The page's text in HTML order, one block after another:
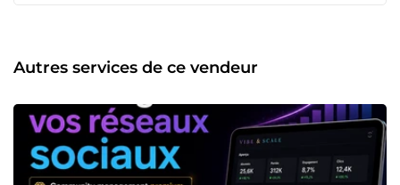
mobile et prêt à générer des résultats dès le premier jour.
📈 Développement des ventes Un beau site ne suffit pas : il
j'optimise vos tunnels de vente et je mets en place des
actions concrètes pour augmenter votre chiffre d'affaires.
Mon objectif : transformer votre présence digitale en
véritable levier de croissance. 📱 Community Management
Je prends en charge vos réseaux sociaux de A à Z :
Autres services de ce vendeur